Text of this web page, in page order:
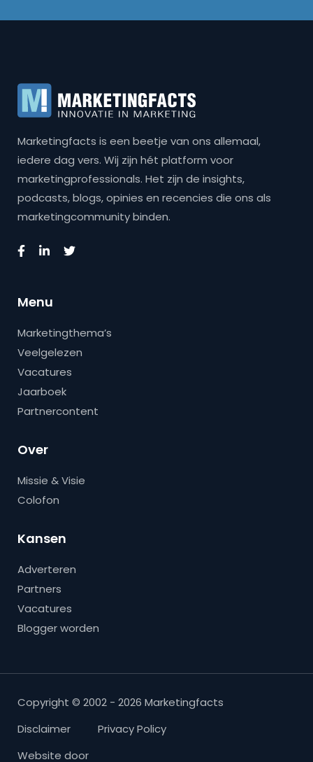
Marketingfacts is een beetje van ons allemaal,
iedere dag vers. Wij zijn hét platform voor
marketingprofessionals. Het zijn de insights,
podcasts, blogs, opinies en recencies die ons als
marketingcommunity binden.
Menu
Marketingthema’s
Veelgelezen
Vacatures
Jaarboek
Partnercontent
Over
Missie & Visie
Colofon
Kansen
Adverteren
Partners
Vacatures
Blogger worden
Copyright © 2002 - 2026 Marketingfacts
Disclaimer
Privacy Policy
Website door